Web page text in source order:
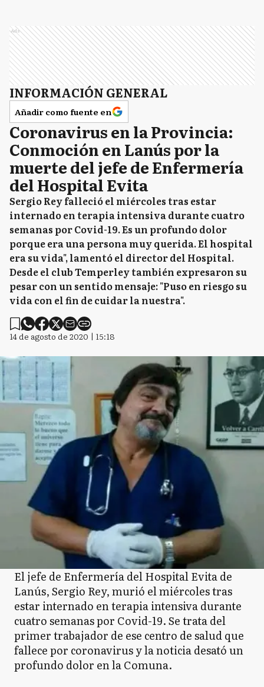
Ads
INFORMACIÓN GENERAL
Añadir como fuente en
Coronavirus en la Provincia:
Conmoción en Lanús por la
muerte del jefe de Enfermería
del Hospital Evita
Sergio Rey falleció el miércoles tras estar
internado en terapia intensiva durante cuatro
semanas por Covid-19. Es un profundo dolor
porque era una persona muy querida. El hospital
era su vida", lamentó el director del Hospital.
Desde el club Temperley también expresaron su
pesar con un sentido mensaje: "Puso en riesgo su
vida con el fin de cuidar la nuestra".
14 de agosto de 2020 | 15:18
El jefe de Enfermería del Hospital Evita de
Lanús, Sergio Rey, murió el miércoles tras
estar internado en terapia intensiva durante
cuatro semanas por Covid-19. Se trata del
primer trabajador de ese centro de salud que
fallece por coronavirus y la noticia desató un
profundo dolor en la Comuna.